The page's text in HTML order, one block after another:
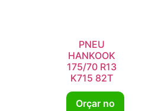
PNEU
HANKOOK
175/70 R13
K715 82T
Orçar no